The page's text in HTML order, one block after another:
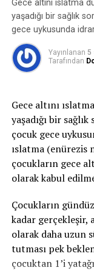
ilaçlar
Her ne kadar
neden olmasa da
birkaç haftalık
Medikal tedaviye
yöntemleri
açısından önem
uygulanması
fizyoterapiste
kasları gerip
dokusunu
kullanılır. Bir
gevşetmenizi
seansında
yerleştirir.
sırasında
sağlayan kaslar ve
koyamaz ve idrar
2-Sıkışma tipi
yetişememe veya
idrar bu esnada
tamamını
kalkma ihtiyacı
enfeksiyon gibi
veya diyabet gibi
3- Taşma
mesaneden
sürekli idrar
Gece altını ıslatma
yaşadığı bir sağlık
gece uykusunda
Yayınlanan 5
Tarafından
Gece altını
yaşadığı bir
çocuk gece
ıslatma (enürezis
çocukların gece
olarak kabul
Çocukların
kadar gerçekleşir,
olarak daha uzun
tutması pek
çocuktan 1’i